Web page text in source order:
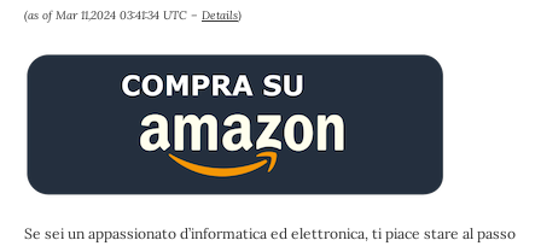
(as of Mar 11,2024 03:41:34 UTC – Details)
Se sei un appassionato d’informatica ed elettronica, ti piace stare al passo